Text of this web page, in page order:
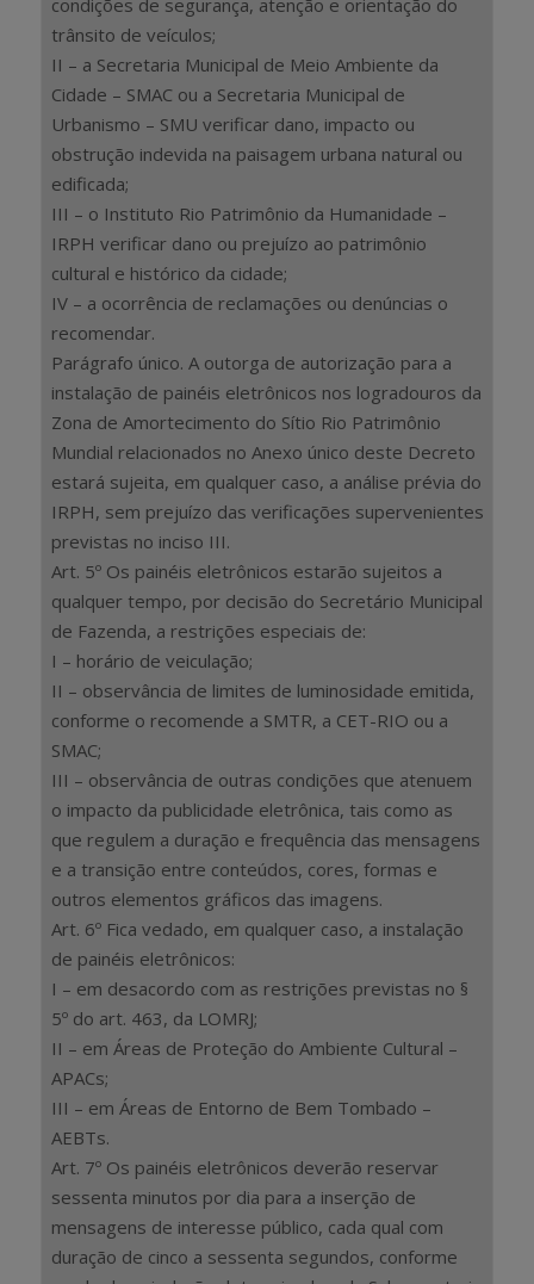
trânsito de veículos;
II – a Secretaria Municipal de Meio Ambiente da
Cidade – SMAC ou a Secretaria Municipal de
Urbanismo – SMU verificar dano, impacto ou
obstrução indevida na paisagem urbana natural ou
edificada;
III – o Instituto Rio Patrimônio da Humanidade –
IRPH verificar dano ou prejuízo ao patrimônio
cultural e histórico da cidade;
IV – a ocorrência de reclamações ou denúncias o
recomendar.
Parágrafo único. A outorga de autorização para a
instalação de painéis eletrônicos nos logradouros da
Zona de Amortecimento do Sítio Rio Patrimônio
Mundial relacionados no Anexo único deste Decreto
estará sujeita, em qualquer caso, a análise prévia do
IRPH, sem prejuízo das verificações supervenientes
previstas no inciso III.
Art. 5º Os painéis eletrônicos estarão sujeitos a
qualquer tempo, por decisão do Secretário Municipal
de Fazenda, a restrições especiais de:
I – horário de veiculação;
II – observância de limites de luminosidade emitida,
conforme o recomende a SMTR, a CET-RIO ou a
SMAC;
III – observância de outras condições que atenuem
o impacto da publicidade eletrônica, tais como as
que regulem a duração e frequência das mensagens
e a transição entre conteúdos, cores, formas e
outros elementos gráficos das imagens.
Art. 6º Fica vedado, em qualquer caso, a instalação
de painéis eletrônicos:
I – em desacordo com as restrições previstas no §
5º do art. 463, da LOMRJ;
II – em Áreas de Proteção do Ambiente Cultural –
APACs;
III – em Áreas de Entorno de Bem Tombado –
AEBTs.
Art. 7º Os painéis eletrônicos deverão reservar
sessenta minutos por dia para a inserção de
mensagens de interesse público, cada qual com
duração de cinco a sessenta segundos, conforme